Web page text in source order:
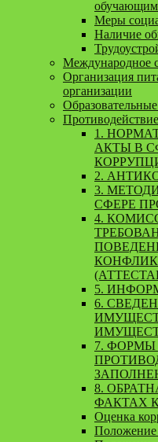
Меры
Наличие
Международное
Организация
организации
1.
АКТЫ В
2.
3.
СФЕРЕ
4.
5.
6.
7.
8.
ФАКТАХ
Оценка
Положение